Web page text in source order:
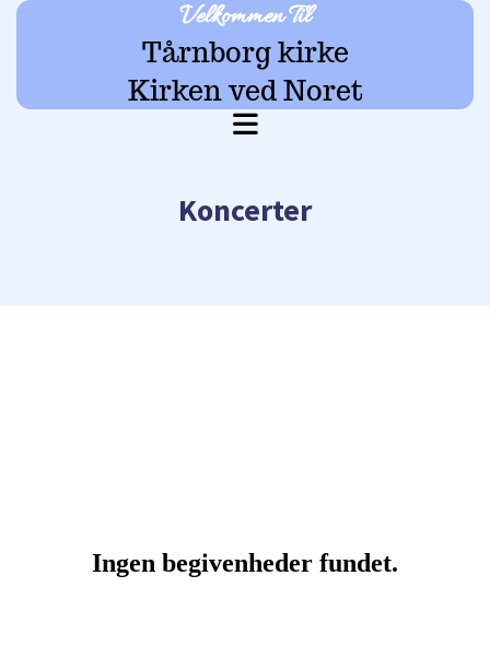
Velkommen Til
Tårnborg kirke
Kirken ved Noret
Koncerter